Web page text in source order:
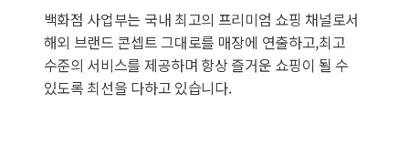
백화점 사업부는 국내 최고의 프리미엄 쇼핑 채널로서
해외 브랜드 콘셉트 그대로를 매장에 연출하고,최고
수준의 서비스를 제공하며 항상 즐거운 쇼핑이 될 수
있도록 최선을 다하고 있습니다.